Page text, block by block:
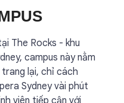
The Rocks - khu
campus này nằm
lại, chỉ cách
Sydney vài phút
viên tiếp cận với